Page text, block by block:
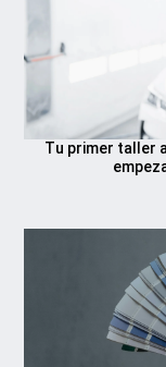
Tu primer taller